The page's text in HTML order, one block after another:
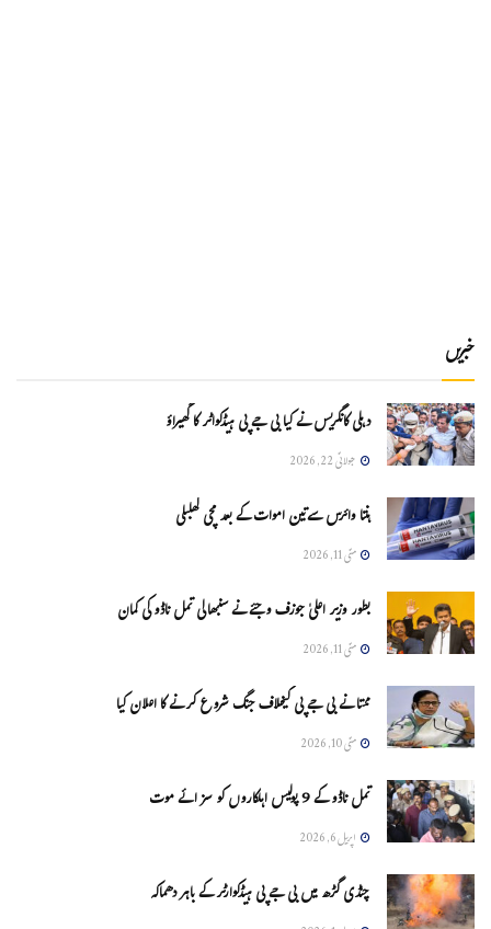
خبریں
دہلی کانگریس نے کیا بی جے پی ہیڈکواٹر کا گھیراؤ
جولائی 22, 2026
ہنتا وائرس سےتین اموات کے بعد مچی کھلبلی
مئی 11, 2026
بطور وزیر اعلیٰ جوزف وجئے نے سنبھالی تمل ناڈو کی کمان
مئی 11, 2026
ممتا نے بی جے پی کیخلاف جنگ شروع کرنے کا اعلان کیا
مئی 10, 2026
تمل ناڈو کے 9 پولیس اہلکاروں کو سزائے موت
اپریل 6, 2026
چنڈی گڑھ میں بی جے پی ہیڈکوارٹر کے باہر دھماکہ